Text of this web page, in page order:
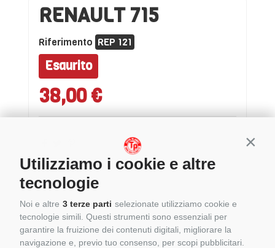
Utilizziamo i cookie e altre
tecnologie
Noi e altre 3 terze parti selezionate utilizziamo cookie e
tecnologie simili. Questi strumenti sono essenziali per
garantire la fruizione dei contenuti digitali, migliorare la
navigazione e, previo tuo consenso, per scopi pubblicitari.
RENAULT 715
Riferimento REP 121
Esaurito
38,00 €